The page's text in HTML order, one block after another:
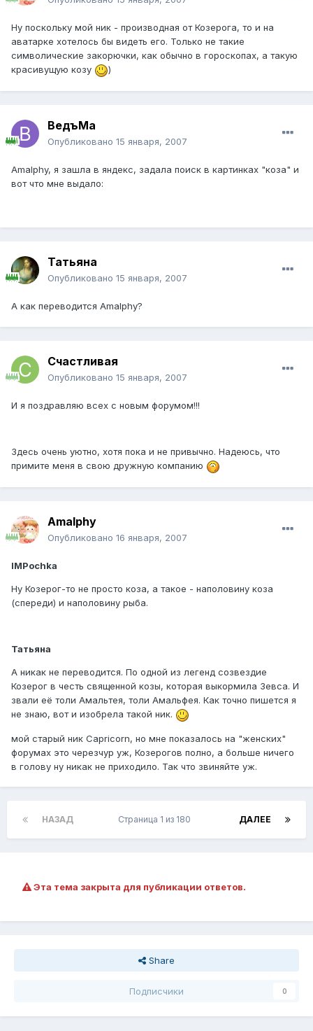
Ну поскольку мой ник - производная от Козерога, то и на
аватарке хотелось бы видеть его. Только не такие
символические закорючки, как обычно в гороскопах, а такую
красивущую козу
)
ВедъМа
Опубликовано 15 января, 2007
Amalphy, я зашла в яндекс, задала поиск в картинках "коза" и
вот что мне выдало:
Татьяна
Опубликовано 15 января, 2007
А как переводится Amalphy?
Счастливая
Опубликовано 15 января, 2007
И я поздравляю всех с новым форумом!!!
Здесь очень уютно, хотя пока и не привычно. Надеюсь, что
примите меня в свою дружную компанию
Amalphy
Опубликовано 16 января, 2007
IMPochka
Ну Козерог-то не просто коза, а такое - наполовину коза
(спереди) и наполовину рыба.
Татьяна
А никак не переводится. По одной из легенд созвездие
Козерог в честь священной козы, которая выкормила Зевса. И
звали её толи Амальтея, толи Амальфея. Как точно пишется я
не знаю, вот и изобрела такой ник.
мой старый ник Capricorn, но мне показалось на "женских"
форумах это черезчур уж, Козерогов полно, а больше ничего
в голову ну никак не приходило. Так что звиняйте уж.
НАЗАД ДАЛЕЕ
Страница 1 из 180
Эта тема закрыта для публикации ответов.
Share
Подписчики 0